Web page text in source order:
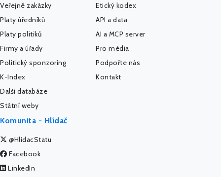
Veřejné zakázky
Platy úředníků
Platy politiků
Firmy a úřady
Politický sponzoring
K-Index
Další databáze
Státní weby
Etický kodex
API a data
AI a MCP server
Pro média
Podpořte nás
Kontakt
Komunita - Hlídač
@HlidacStatu
Facebook
LinkedIn